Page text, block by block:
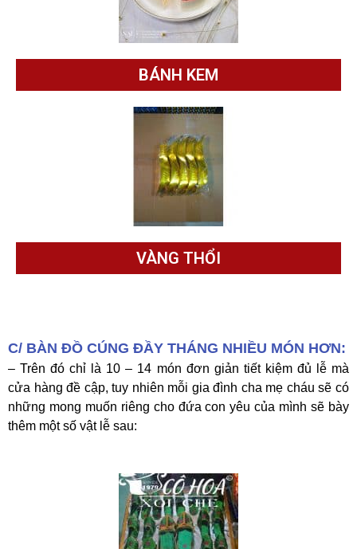
BÁNH KEM
VÀNG THỔI
C/ BÀN ĐỒ CÚNG ĐẦY THÁNG NHIỀU MÓN HƠN:
– Trên đó chỉ là 10 – 14 món đơn giản tiết kiệm đủ lễ mà
cửa hàng đề cập, tuy nhiên mỗi gia đình cha mẹ cháu sẽ có
những mong muốn riêng cho đứa con yêu của mình sẽ bày
thêm một số vật lễ sau: